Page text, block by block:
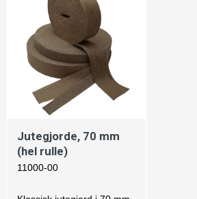
Jutegjorde, 70 mm
(hel rulle)
11000-00